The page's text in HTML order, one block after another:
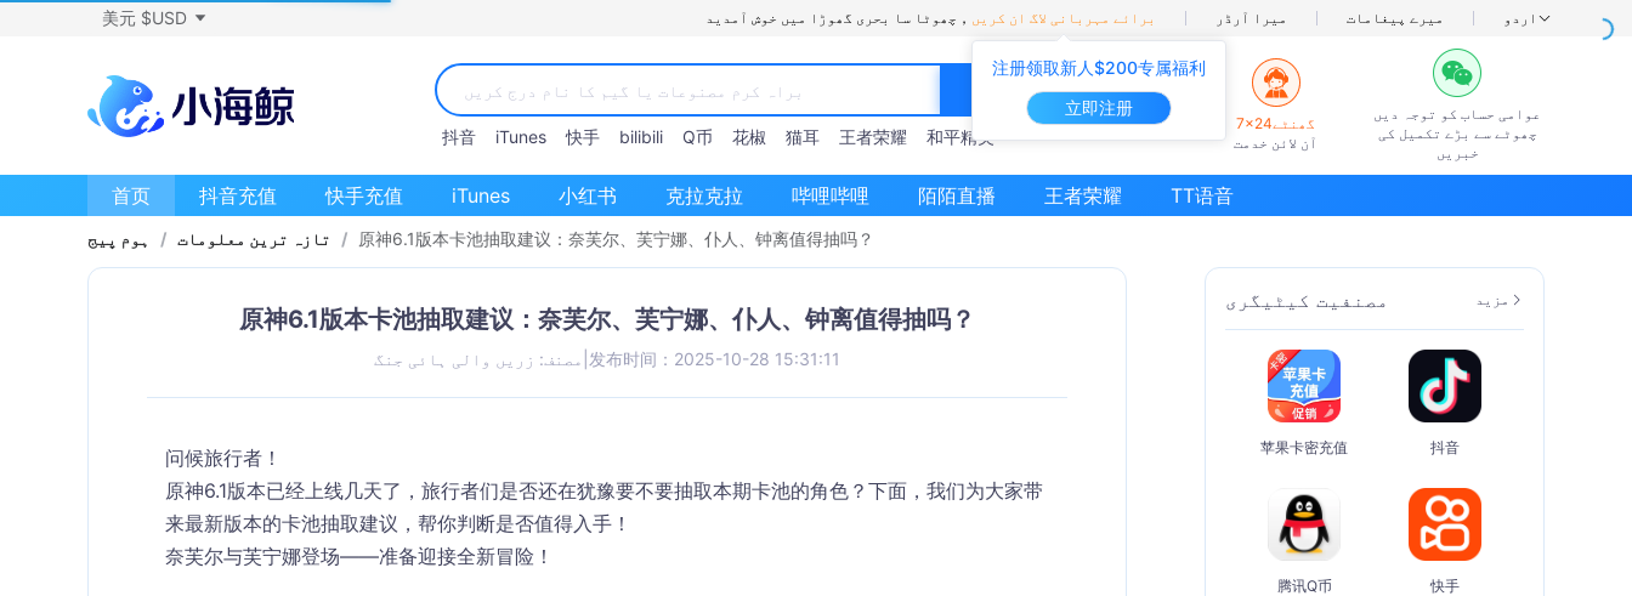
注册领取新人$200专属福利
立即注册
美元 $USD چھوٹا سا بحری گھوڑا میں خوش آمدید， برائے مہربانی لاگ ان کریں میرا آرڈر میرے پیغامات اردو
抖音 iTunes 快手 bilibili Q币 花椒 猫耳 王者荣耀 和平精英
7×24گھنٹے
آن لائن خدمت
عوامی حساب کو توجہ دیں
چھوٹے سے بڑے تکمیل کی
خبریں
首页 抖音充值 快手充值 iTunes 小红书 克拉克拉 哔哩哔哩 陌陌直播 王者荣耀 TT语音
ہوم پیج / تازہ ترین معلومات / 原神6.1版本卡池抽取建议：奈芙尔、芙宁娜、仆人、钟离值得抽吗？
原神6.1版本卡池抽取建议：奈芙尔、芙宁娜、仆人、钟离值得抽吗？
مصنف: زریں والی ہائی جنگ 发布时间：2025-10-28 15:31:11
问候旅行者！
原神6.1版本已经上线几天了，旅行者们是否还在犹豫要不要抽取本期卡池的角色？下面，我们为大家带
来最新版本的卡池抽取建议，帮你判断是否值得入手！
奈芙尔与芙宁娜登场——准备迎接全新冒险！
مصنفیت کیٹیگری مزید
苹果卡密充值 抖音
腾讯Q币 快手